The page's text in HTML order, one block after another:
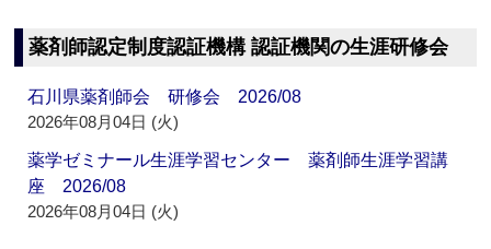
薬剤師認定制度認証機構 認証機関の生涯研修会
石川県薬剤師会 研修会 2026/08
2026年08月04日 (火)
薬学ゼミナール生涯学習センター 薬剤師生涯学習講
座 2026/08
2026年08月04日 (火)